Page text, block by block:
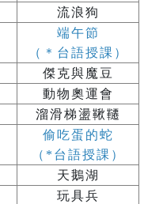
流浪狗
端午節
（＊台語授課）
傑克與魔豆
動物奧運會
溜滑梯盪鞦韆
偷吃蛋的蛇
（*台語授課）
天鵝湖
玩具兵